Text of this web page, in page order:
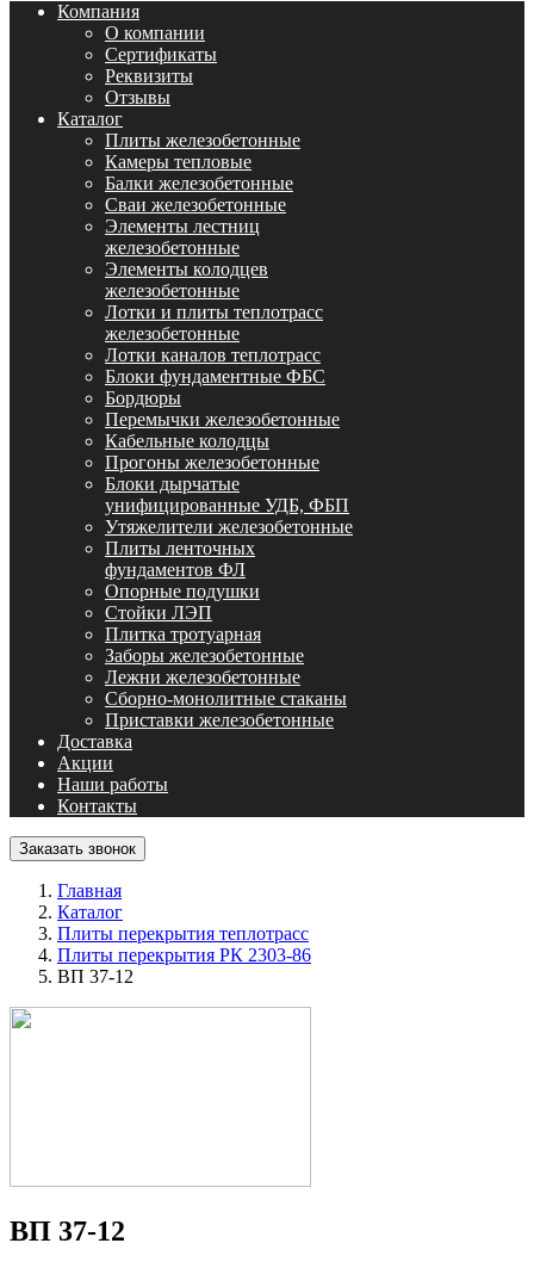
Компания
О компании
Сертификаты
Реквизиты
Отзывы
Каталог
Плиты железобетонные
Камеры тепловые
Балки железобетонные
Сваи железобетонные
Элементы лестниц
железобетонные
Элементы колодцев
железобетонные
Лотки и плиты теплотрасс
железобетонные
Лотки каналов теплотрасс
Блоки фундаментные ФБС
Бордюры
Перемычки железобетонные
Кабельные колодцы
Прогоны железобетонные
Блоки дырчатые
унифицированные УДБ, ФБП
Утяжелители железобетонные
Плиты ленточных
фундаментов ФЛ
Опорные подушки
Стойки ЛЭП
Плитка тротуарная
Заборы железобетонные
Лежни железобетонные
Сборно-монолитные стаканы
Приставки железобетонные
Доставка
Акции
Наши работы
Контакты
Заказать звонок
Главная
Каталог
Плиты перекрытия теплотрасс
Плиты перекрытия РК 2303-86
ВП 37-12
ВП 37-12